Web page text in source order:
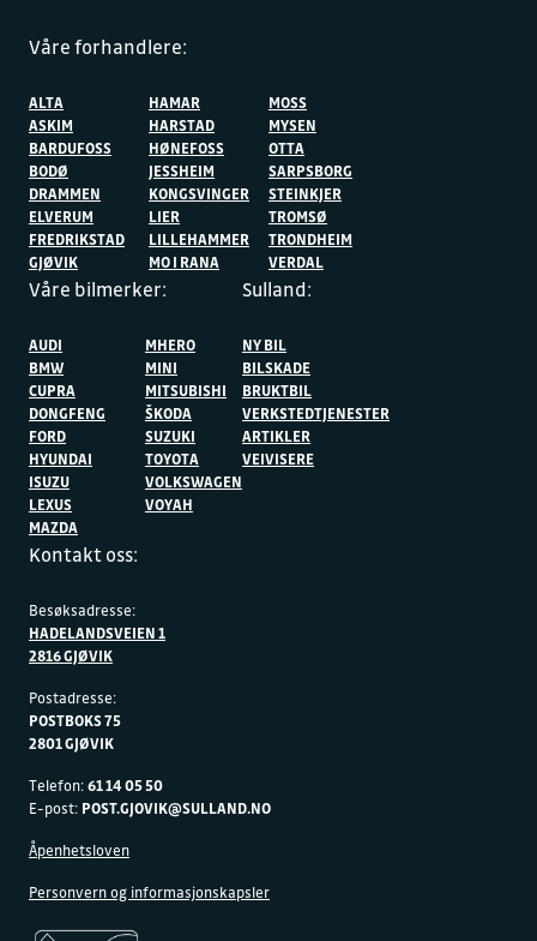
Våre forhandlere:
ALTA
ASKIM
BARDUFOSS
BODØ
DRAMMEN
ELVERUM
FREDRIKSTAD
GJØVIK
HAMAR
HARSTAD
HØNEFOSS
JESSHEIM
KONGSVINGER
LIER
LILLEHAMMER
MO I RANA
MOSS
MYSEN
OTTA
SARPSBORG
STEINKJER
TROMSØ
TRONDHEIM
VERDAL
Våre bilmerker:
AUDI
BMW
CUPRA
DONGFENG
FORD
HYUNDAI
ISUZU
LEXUS
MAZDA
MHERO
MINI
MITSUBISHI
ŠKODA
SUZUKI
TOYOTA
VOLKSWAGEN
VOYAH
Sulland:
NY BIL
BILSKADE
BRUKTBIL
VERKSTEDTJENESTER
ARTIKLER
VEIVISERE
Kontakt oss:
Besøksadresse:
HADELANDSVEIEN 1
2816 GJØVIK
Postadresse:
POSTBOKS 75
2801 GJØVIK
Telefon:61 14 05 50
E-post: POST.GJOVIK@SULLAND.NO
Åpenhetsloven
Personvern og informasjonskapsler